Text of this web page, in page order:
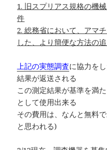
1. 旧スプリアス規格の機
件
2. 総務省において、アマ
した、より簡便な方法の
上記の実態調査に協力を
結果が返送される
この測定結果が基準を満
として使用出来る
その費用は、なんと無料
と思われる)